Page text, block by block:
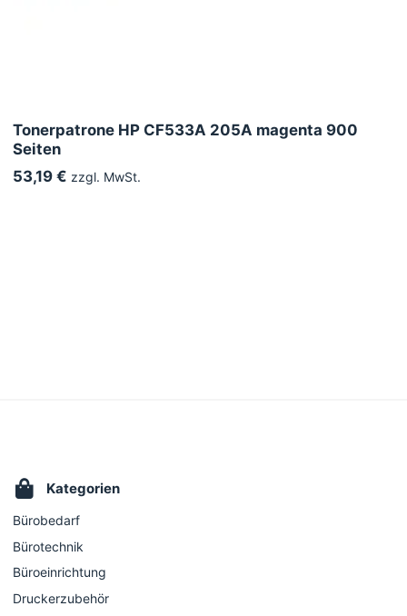
Tonerpatrone HP CF533A 205A magenta 900
Seiten
53,19 € zzgl. MwSt.
Kategorien
Bürobedarf
Bürotechnik
Büroeinrichtung
Druckerzubehör